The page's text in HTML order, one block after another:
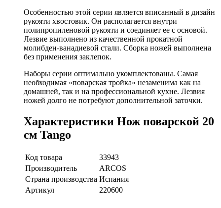
Особенностью этой серии является вписанный в дизайн
рукояти хвостовик. Он располагается внутри
полипропиленовой рукояти и соединяет ее с основой.
Лезвие выполнено из качественной прокатной
молибден-ванадиевой стали. Сборка ножей выполнена
без применения заклепок.
Наборы серии оптимально укомплектованы. Самая
необходимая «поварская тройка» незаменима как на
домашней, так и на профессиональной кухне. Лезвия
ножей долго не потребуют дополнительной заточки.
Характеристики Нож поварской 20
см Tango
Код товара
33943
Производитель
ARCOS
Страна производства Испания
Артикул
220600